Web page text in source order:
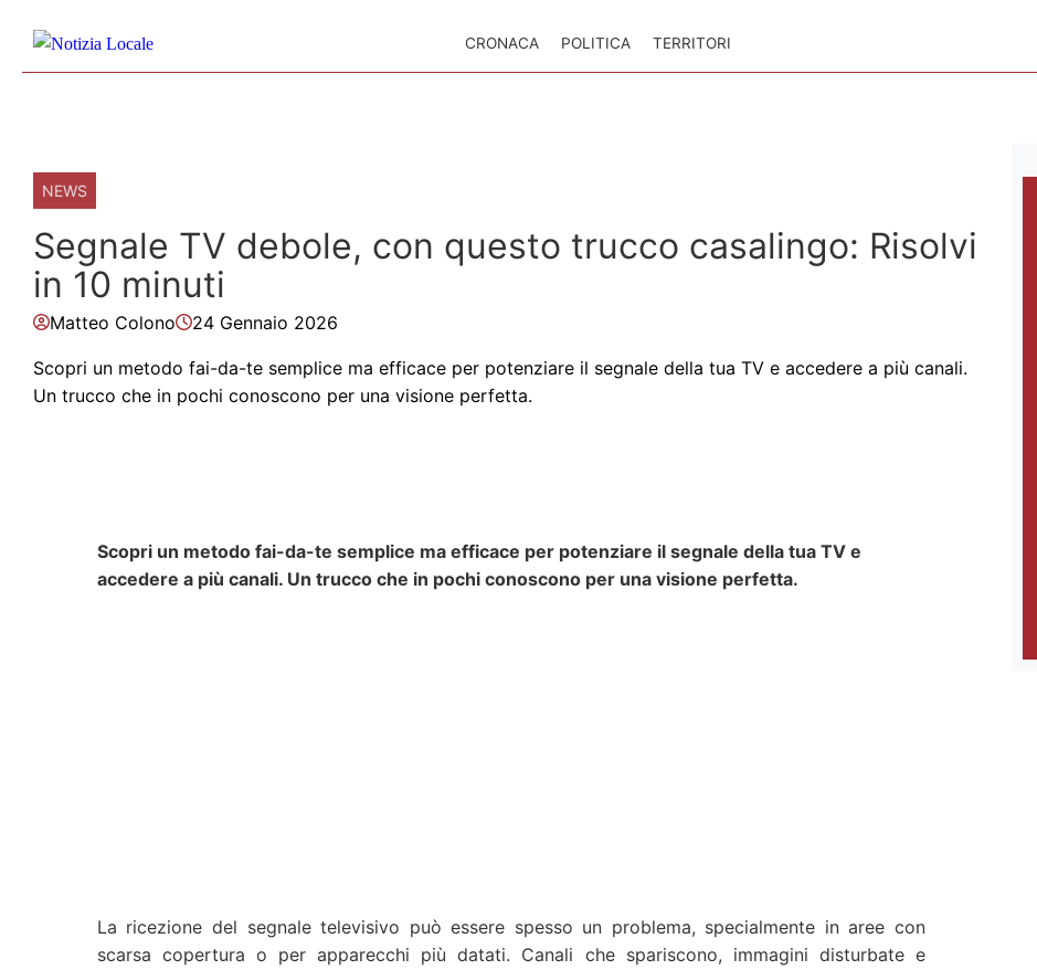
CRONACA POLITICA TERRITORI
NEWS
Segnale TV debole, con questo trucco casalingo: Risolvi
in 10 minuti
Matteo Colono 24 Gennaio 2026
Scopri un metodo fai-da-te semplice ma efficace per potenziare il segnale della tua TV e accedere a più canali.
Un trucco che in pochi conoscono per una visione perfetta.
Scopri un metodo fai-da-te semplice ma efficace per potenziare il segnale della tua TV e
accedere a più canali. Un trucco che in pochi conoscono per una visione perfetta.
La ricezione del segnale televisivo può essere spesso un problema, specialmente in aree con
scarsa copertura o per apparecchi più datati. Canali che spariscono, immagini disturbate e